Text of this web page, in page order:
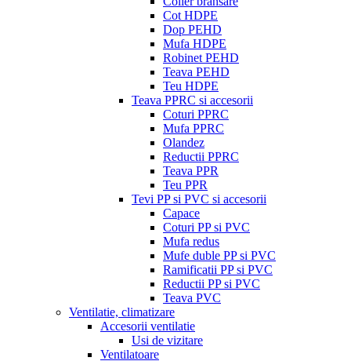
Cot HDPE
Dop PEHD
Mufa HDPE
Robinet PEHD
Teava PEHD
Teu HDPE
Teava PPRC si accesorii
Coturi PPRC
Mufa PPRC
Olandez
Reductii PPRC
Teava PPR
Teu PPR
Tevi PP si PVC si accesorii
Capace
Coturi PP si PVC
Mufa redus
Mufe duble PP si PVC
Ramificatii PP si PVC
Reductii PP si PVC
Teava PVC
Ventilatie, climatizare
Accesorii ventilatie
Usi de vizitare
Ventilatoare